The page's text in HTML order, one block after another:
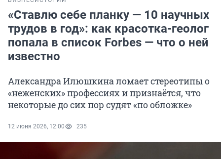
«Ставлю себе планку — 10 научных
трудов в год»: как красотка-геолог
попала в список Forbes — что о ней
известно
Александра Илюшкина ломает стереотипы о
«неженских» профессиях и признаётся, что
некоторые до сих пор судят «по обложке»
12 июня 2026, 12:00 235